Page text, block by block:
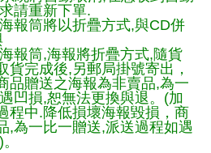
請重新下單.
報筒將以折疊方式,與CD併
報筒,海報將折疊方式,隨貨
貨完成後,另郵局掛號寄出，
品贈送之海報為非賣品,為一
凹損,恕無法更換與退。(加
程中.降低損壞海報毀損，商
,為一比一贈送,派送過程如遇